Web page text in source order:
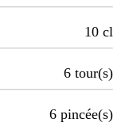
10 cl
6 tour(s)
6 pincée(s)